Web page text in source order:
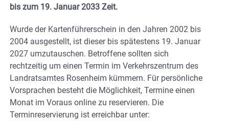
bis zum 19. Januar 2033 Zeit.
Wurde der Kartenführerschein in den Jahren 2002 bis
2004 ausgestellt, ist dieser bis spätestens 19. Januar
2027 umzutauschen. Betroffene sollten sich
rechtzeitig um einen Termin im Verkehrszentrum des
Landratsamtes Rosenheim kümmern. Für persönliche
Vorsprachen besteht die Möglichkeit, Termine einen
Monat im Voraus online zu reservieren. Die
Terminreservierung ist erreichbar unter: